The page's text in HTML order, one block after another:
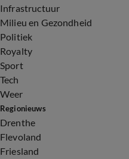
Infrastructuur
Milieu en Gezondheid
Politiek
Royalty
Sport
Tech
Weer
Regionieuws
Drenthe
Flevoland
Friesland